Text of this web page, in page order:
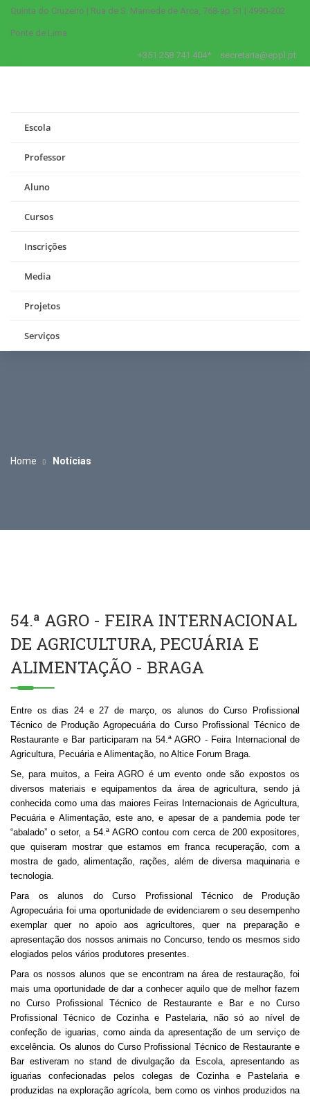
Quinta do Cruzeiro | Rua de S. Mamede de Arca, 768-ap 51 | 4990-202
Ponte de Lima
+351 258 741 404* secretaria@eppl.pt
Escola
Professor
Aluno
Cursos
Inscrições
Media
Projetos
Serviços
Home Notícias
54.ª AGRO - FEIRA INTERNACIONAL
DE AGRICULTURA, PECUÁRIA E
ALIMENTAÇÃO - BRAGA
Entre os dias 24 e 27 de março, os alunos do Curso Profissional
Técnico de Produção Agropecuária do Curso Profissional Técnico de
Restaurante e Bar participaram na 54.ª AGRO - Feira Internacional de
Agricultura, Pecuária e Alimentação, no Altice Forum Braga.
Se, para muitos, a Feira AGRO é um evento onde são expostos os
diversos materiais e equipamentos da área de agricultura, sendo já
conhecida como uma das maiores Feiras Internacionais de Agricultura,
Pecuária e Alimentação, este ano, e apesar de a pandemia pode ter
“abalado” o setor, a 54.ª AGRO contou com cerca de 200 expositores,
que quiseram mostrar que estamos em franca recuperação, com a
mostra de gado, alimentação, rações, além de diversa maquinaria e
tecnologia.
Para os alunos do Curso Profissional Técnico de Produção
Agropecuária foi uma oportunidade de evidenciarem o seu desempenho
exemplar quer no apoio aos agricultores, quer na preparação e
apresentação dos nossos animais no Concurso, tendo os mesmos sido
elogiados pelos vários produtores presentes.
Para os nossos alunos que se encontram na área de restauração, foi
mais uma oportunidade de dar a conhecer aquilo que de melhor fazem
no Curso Profissional Técnico de Restaurante e Bar e no Curso
Profissional Técnico de Cozinha e Pastelaria, não só ao nível de
confeção de iguarias, como ainda da apresentação de um serviço de
excelência. Os alunos do Curso Profissional Técnico de Restaurante e
Bar estiveram no stand de divulgação da Escola, apresentando as
iguarias confecionadas pelos colegas de Cozinha e Pastelaria e
produzidas na exploração agrícola, bem como os vinhos produzidos na